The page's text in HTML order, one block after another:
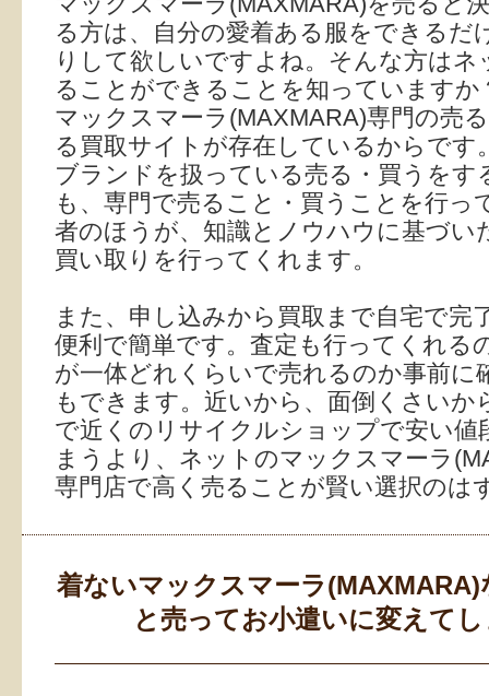
る方は、自分の愛着ある服をできるだ
りして欲しいですよね。そんな方はネ
ることができることを知っていますか
マックスマーラ(MAXMARA)専門の売
る買取サイトが存在しているからです
ブランドを扱っている売る・買うをす
も、専門で売ること・買うことを行っ
者のほうが、知識とノウハウに基づい
買い取りを行ってくれます。
また、申し込みから買取まで自宅で完
便利で簡単です。査定も行ってくれる
が一体どれくらいで売れるのか事前に
もできます。近いから、面倒くさいか
で近くのリサイクルショップで安い値
まうより、ネットのマックスマーラ
専門店で高く売ることが賢い選択のは
着ないマックスマーラ
と売ってお小遣いに変えて